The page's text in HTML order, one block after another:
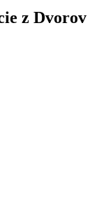
z Dvorov